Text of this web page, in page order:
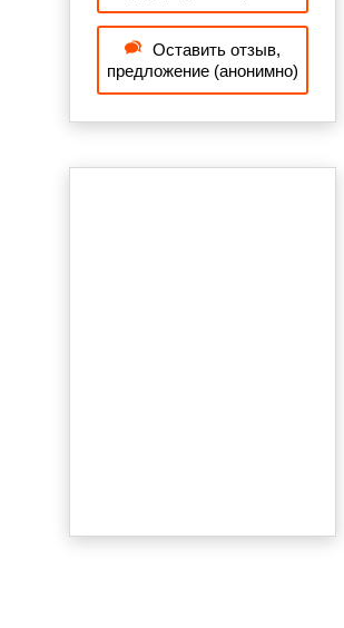
Оставить отзыв,
предложение (анонимно)